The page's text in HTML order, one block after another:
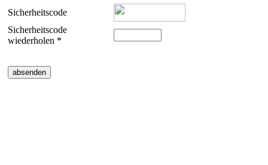
Sicherheitscode
Sicherheitscode
wiederholen *